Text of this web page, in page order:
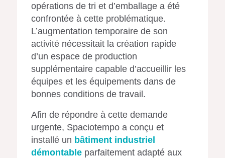
opérations de tri et d’emballage a été
confrontée à cette problématique.
L’augmentation temporaire de son
activité nécessitait la création rapide
d’un espace de production
supplémentaire capable d’accueillir les
équipes et les équipements dans de
bonnes conditions de travail.
Afin de répondre à cette demande
urgente, Spaciotempo a conçu et
installé un bâtiment industriel
démontable parfaitement adapté aux